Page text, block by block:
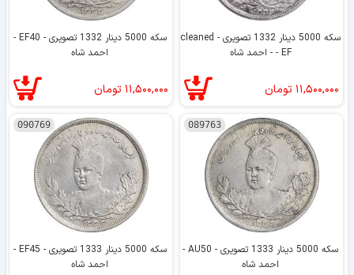
سکه 5000 دینار 1332 تصویری - cleaned
- EF - احمد شاه
۱۱,۵۰۰,۰۰۰تومان
سکه 5000 دینار 1332 تصویری - EF40 -
احمد شاه
۱۱,۵۰۰,۰۰۰تومان
089763
سکه 5000 دینار 1333 تصویری - AU50 -
احمد شاه
090769
سکه 5000 دینار 1333 تصویری - EF45 -
احمد شاه